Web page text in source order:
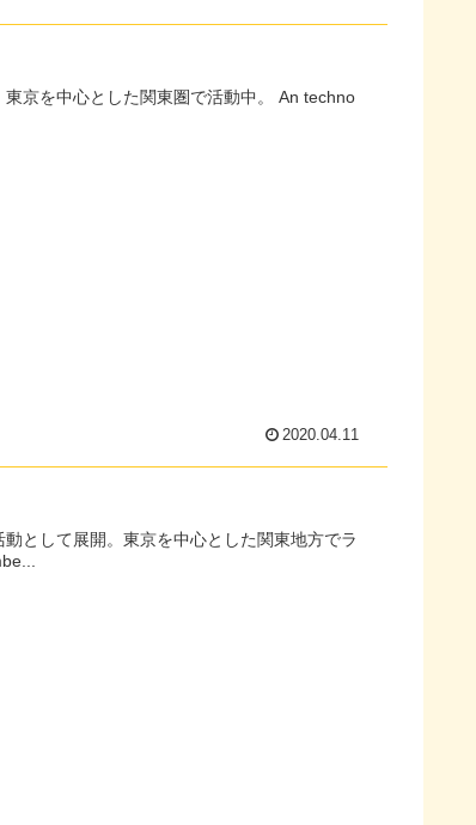
心とした関東圏で活動中。 An techno
2020.04.11
として展開。東京を中心とした関東地方でラ
He is a membe...